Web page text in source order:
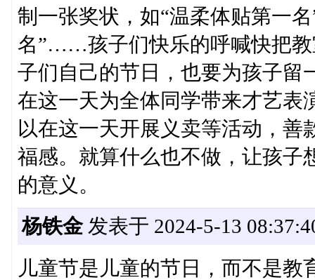
制一张奖状，如“温柔体贴第一
名”……孩子们快乐的呼喊快把教
子们自己的节日，也要为孩子留
在这一天为全体同学带来才艺表
以在这一天开展义卖等活动，
福感。就算什么也不做，让孩子
的意义。
杨铁金发表于 2024-5-13
儿童节是儿童的节日，而不是